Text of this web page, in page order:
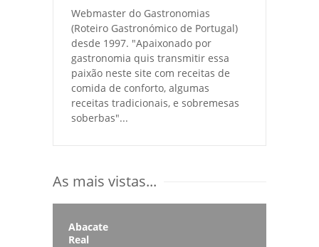
Webmaster do Gastronomias
(Roteiro Gastronómico de Portugal)
desde 1997. "Apaixonado por
gastronomia quis transmitir essa
paixão neste site com receitas de
comida de conforto, algumas
receitas tradicionais, e sobremesas
soberbas"...
As mais vistas...
Abacate
Real